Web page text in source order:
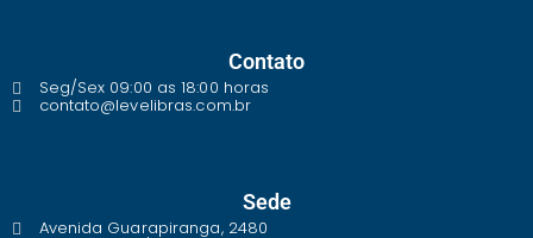
Contato
Seg/Sex 09:00 as 18:00 horas
contato@levelibras.com.br
Sede
Avenida Guarapiranga, 2480